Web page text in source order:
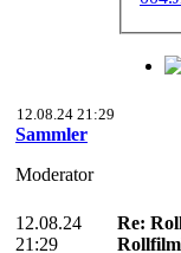
12.08.24 21:29
Sammler
Moderator
12.08.24
21:29
Re: